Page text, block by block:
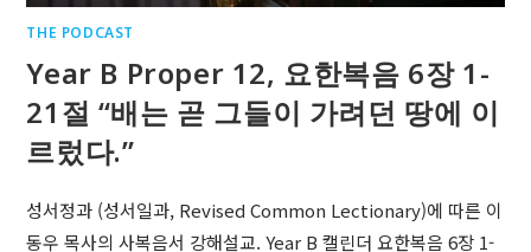
THE PODCAST
Year B Proper 12, 요한복음 6장 1-
21절 “배는 곧 그들이 가려던 땅에 이
르렀다.”
성서정과 (성서일과, Revised Common Lectionary)에 따른 이
동우 목사의 사복음서 강해설교. Year B 캘린더 요한복음 6장 1-